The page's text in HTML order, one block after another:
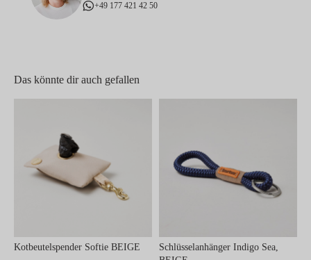
+49 177 421 42 50
Das könnte dir auch gefallen
Kotbeutelspender Softie BEIGE
Schlüsselanhänger Indigo Sea,